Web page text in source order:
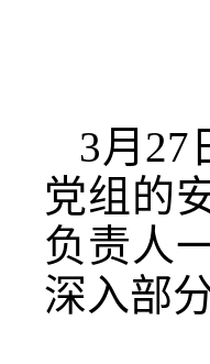
3月27
党组的
负责人
深入部